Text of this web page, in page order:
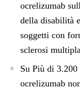
ocrelizumab
della disabilità
soggetti con
sclerosi
Su Più di
ocrelizumab